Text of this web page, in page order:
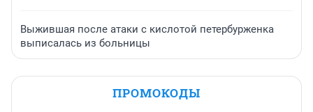
Выжившая после атаки с кислотой петербурженка
выписалась из больницы
ПРОМОКОДЫ